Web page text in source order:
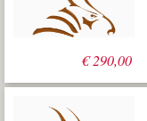
€290,00